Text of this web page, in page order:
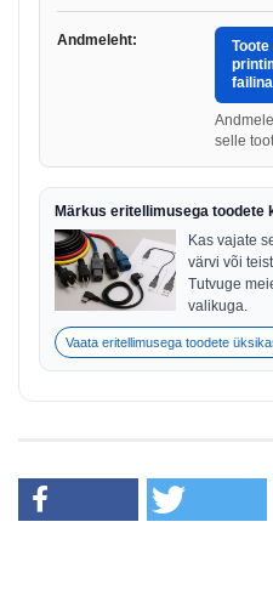
Andmeleht:
failina
selle
Märkus eritellimusega toodete
Kas vajate
värvi või
Tutvuge
valikuga.
Vaata eritellimusega toodete